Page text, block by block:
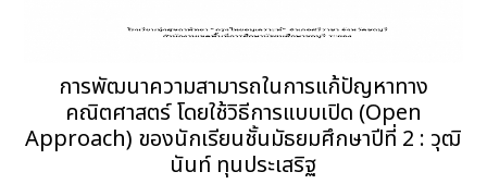
การพัฒนาความสามารถในการแก้ปัญหาทาง
คณิตศาสตร์ โดยใช้วิธีการแบบเปิด (Open
Approach) ของนักเรียนชั้นมัธยมศึกษาปีที่ 2 : วุฒิ
นันท์ ทุนประเสริฐ